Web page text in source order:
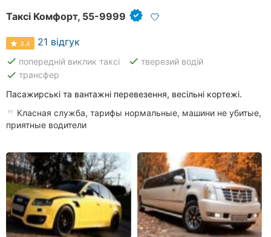
Таксі Комфорт, 55-9999
3.4 21 відгук
done попередній виклик таксі done тверезий водій
done трансфер
Пасажирські та вантажні перевезення, весільні кортежі.
Класная служба, тарифы нормальные, машини не убитые,
приятные водители